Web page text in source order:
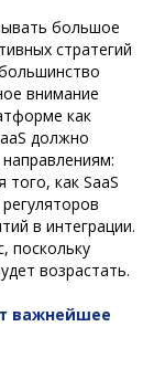
большое
стратегий
внимание
как
должно
того, как SaaS
в интеграции.
поскольку
возрастать.
важнейшее